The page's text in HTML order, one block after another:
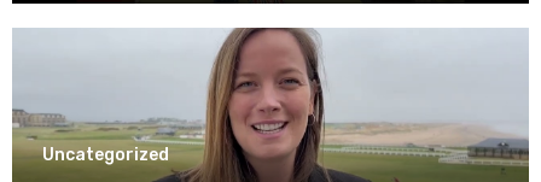
Uncategorized